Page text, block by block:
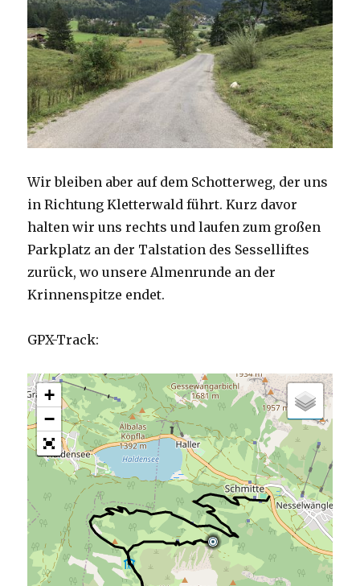
Wir bleiben aber auf dem Schotterweg, der uns
in Richtung Kletterwald führt. Kurz davor
halten wir uns rechts und laufen zum großen
Parkplatz an der Talstation des Sesselliftes
zurück, wo unsere Almenrunde an der
Krinnenspitze endet.
GPX-Track:
+
−